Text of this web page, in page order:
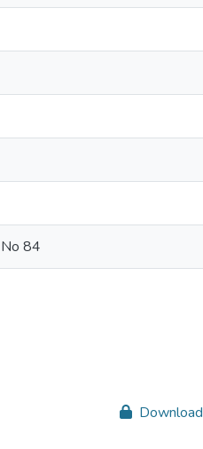
84
Download